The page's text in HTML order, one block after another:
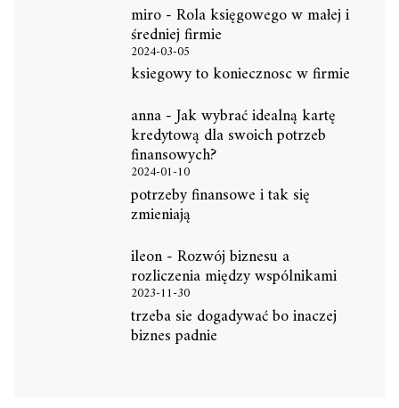
miro-Rola księgowego w małej i
średniej firmie
2024-03-05
ksiegowy to koniecznosc w firmie
anna-Jak wybrać idealną kartę
kredytową dla swoich potrzeb
finansowych?
2024-01-10
potrzeby finansowe i tak się
zmieniają
ileon-Rozwój biznesu a
rozliczenia między wspólnikami
2023-11-30
trzeba sie dogadywać bo inaczej
biznes padnie